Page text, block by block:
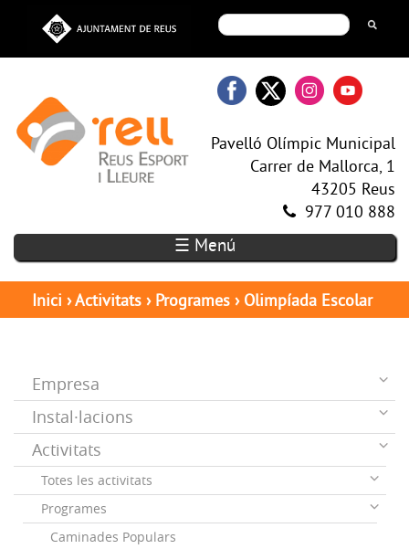
Pavelló Olímpic Municipal
Carrer de Mallorca, 1
43205 Reus
977 010 888
☰ Menú
Inici ›Activitats › Programes › Olimpíada Escolar
Empresa
Instal·lacions
Activitats
Totes les activitats
Programes
Caminades Populars